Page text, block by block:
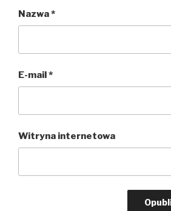
Nazwa*
E-mail*
Witryna internetowa